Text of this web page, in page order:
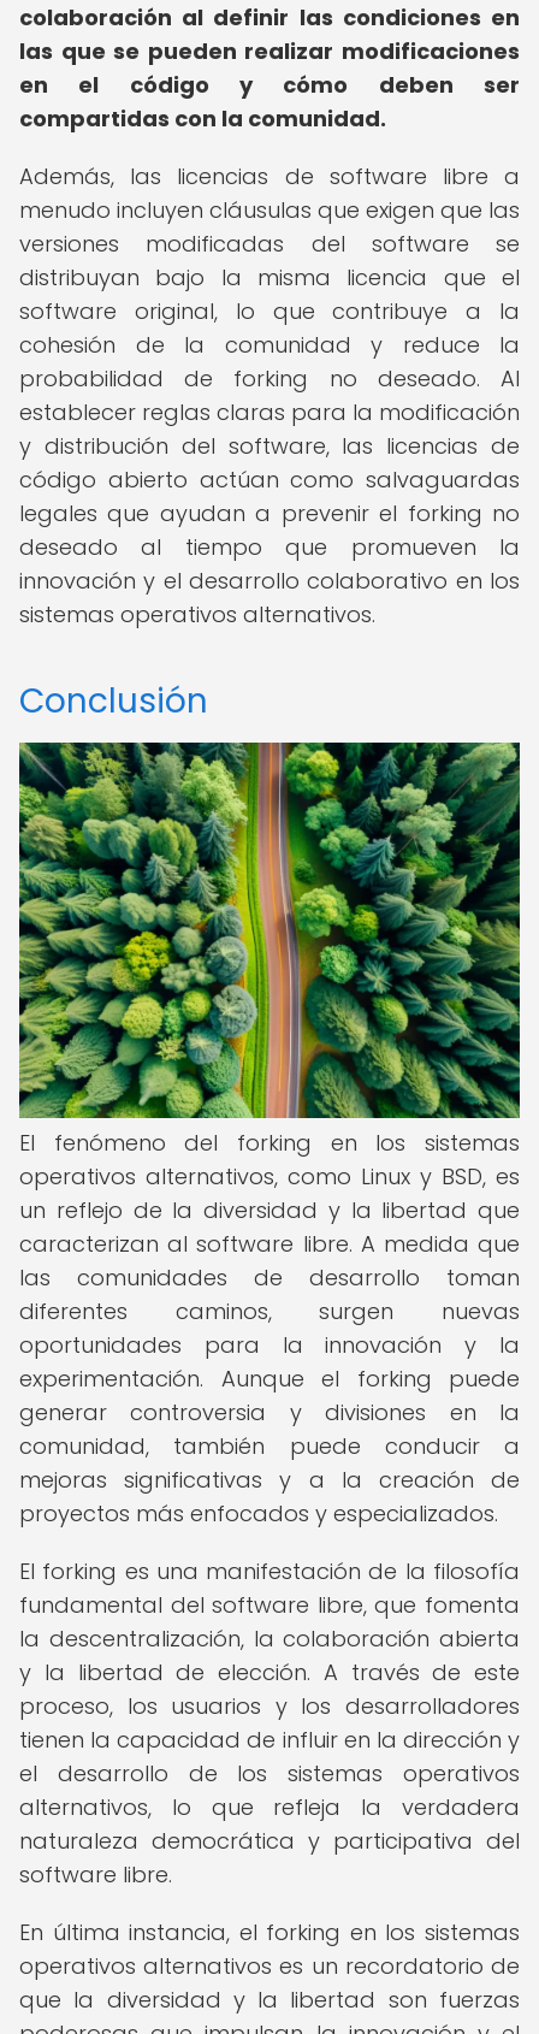
colaboración al definir las condiciones en
las que se pueden realizar modificaciones
en el código y cómo deben ser
compartidas con la comunidad.
Además, las licencias de software libre a
menudo incluyen cláusulas que exigen que las
versiones modificadas del software se
distribuyan bajo la misma licencia que el
software original, lo que contribuye a la
cohesión de la comunidad y reduce la
probabilidad de forking no deseado. Al
establecer reglas claras para la modificación
y distribución del software, las licencias de
código abierto actúan como salvaguardas
legales que ayudan a prevenir el forking no
deseado al tiempo que promueven la
innovación y el desarrollo colaborativo en los
sistemas operativos alternativos.
Conclusión
El fenómeno del forking en los sistemas
operativos alternativos, como Linux y BSD, es
un reflejo de la diversidad y la libertad que
caracterizan al software libre. A medida que
las comunidades de desarrollo toman
diferentes caminos, surgen nuevas
oportunidades para la innovación y la
experimentación. Aunque el forking puede
generar controversia y divisiones en la
comunidad, también puede conducir a
mejoras significativas y a la creación de
proyectos más enfocados y especializados.
El forking es una manifestación de la filosofía
fundamental del software libre, que fomenta
la descentralización, la colaboración abierta
y la libertad de elección. A través de este
proceso, los usuarios y los desarrolladores
tienen la capacidad de influir en la dirección y
el desarrollo de los sistemas operativos
alternativos, lo que refleja la verdadera
naturaleza democrática y participativa del
software libre.
En última instancia, el forking en los sistemas
operativos alternativos es un recordatorio de
que la diversidad y la libertad son fuerzas